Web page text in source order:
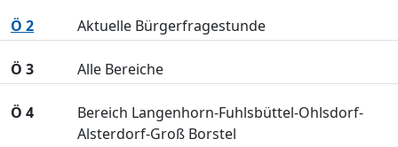
Ö 2 Aktuelle Bürgerfragestunde
Ö 3 Alle Bereiche
Ö 4
Bereich Langenhorn-Fuhlsbüttel-Ohlsdorf-
Alsterdorf-Groß Borstel